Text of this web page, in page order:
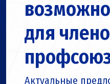
для
Актуальные